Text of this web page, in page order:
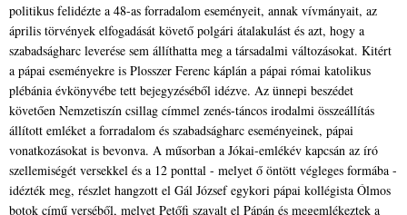
politikus felidézte a 48-as forradalom eseményeit, annak vívmányait, az
április törvények elfogadását követő polgári átalakulást és azt, hogy a
szabadságharc leverése sem állíthatta meg a társadalmi változásokat. Kitért
a pápai eseményekre is Plosszer Ferenc káplán a pápai római katolikus
plébánia évkönyvébe tett bejegyzéséből idézve. Az ünnepi beszédet
követően Nemzetiszín csillag címmel zenés-táncos irodalmi összeállítás
állított emléket a forradalom és szabadságharc eseményeinek, pápai
vonatkozásokat is bevonva. A műsorban a Jókai-emlékév kapcsán az író
szellemiségét versekkel és a 12 ponttal - melyet ő öntött végleges formába -
idézték meg, részlet hangzott el Gál József egykori pápai kollégista Ólmos
botok című verséből, melyet Petőfi szavalt el Pápán és megemlékeztek a